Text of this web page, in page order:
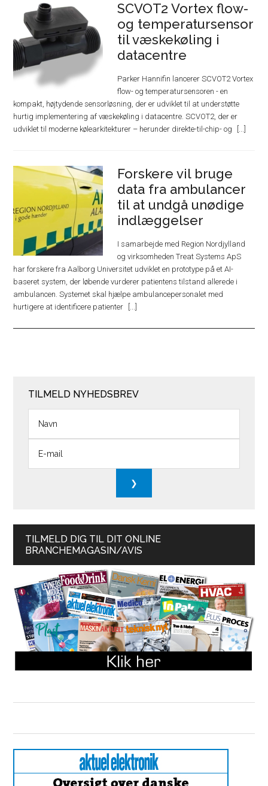
SCVOT2 Vortex flow-
og temperatursensor
til væskekøling i
datacentre
Parker Hannifin lancerer SCVOT2 Vortex
flow- og temperatursensoren - en
kompakt, højtydende sensorløsning, der er udviklet til at understøtte
hurtig implementering af væskekøling i datacentre. SCVOT2, der er
udviklet til moderne kølearkitekturer – herunder direkte-til-chip- og
Forskere vil bruge
data fra ambulancer
til at undgå unødige
indlæggelser
I samarbejde med Region Nordjylland
og virksomheden Treat Systems ApS
har forskere fra Aalborg Universitet udviklet en prototype på et AI-
baseret system, der løbende vurderer patientens tilstand allerede i
ambulancen. Systemet skal hjælpe ambulancepersonalet med
hurtigere at identificere patienter
TILMELD NYHEDSBREV
TILMELD DIG TIL DIT ONLINE
BRANCHEMAGASIN/AVIS